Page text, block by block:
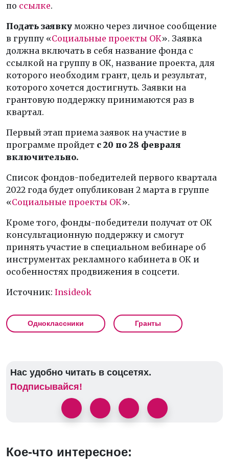
по ссылке.
Подать заявку можно через личное сообщение
в группу «Социальные проекты ОК». Заявка
должна включать в себя название фонда с
ссылкой на группу в ОК, название проекта, для
которого необходим грант, цель и результат,
которого хочется достигнуть. Заявки на
грантовую поддержку принимаются раз в
квартал.
Первый этап приема заявок на участие в
программе пройдет с 20 по 28 февраля
включительно.
Список фондов-победителей первого квартала
2022 года будет опубликован 2 марта в группе
«Социальные проекты ОК».
Кроме того, фонды-победители получат от ОК
консультационную поддержку и смогут
принять участие в специальном вебинаре об
инструментах рекламного кабинета в ОК и
особенностях продвижения в соцсети.
Источник: Insideok
Одноклассники Гранты
Нас удобно читать в соцсетях.
Подписывайся!
Кое-что интересное: